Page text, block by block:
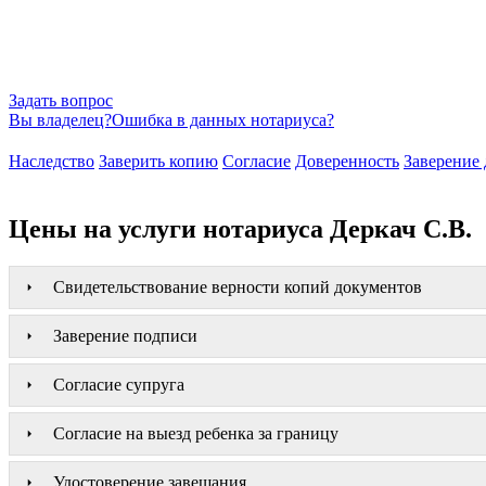
Задать вопрос
Вы владелец?Ошибка в данных нотариуса?
Наследство Заверить копию Согласие Доверенность Заверение
Цены на услуги нотариуса Деркач С.В.
Свидетельствование верности копий документов
Заверение подписи
Согласие супруга
Согласие на выезд ребенка за границу
Удостоверение завещания